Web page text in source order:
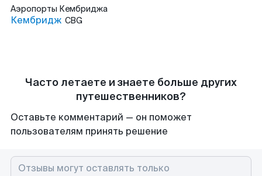
Аэропорты Кембриджа
Кембридж CBG
Часто летаете и знаете больше других
путешественников?
Оставьте комментарий — он поможет
пользователям принять решение